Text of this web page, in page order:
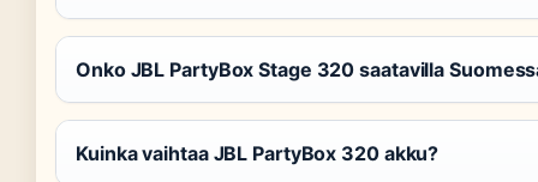
Onko JBL PartyBox Stage 320 saatavilla
Kuinka vaihtaa JBL PartyBox 320 akku?